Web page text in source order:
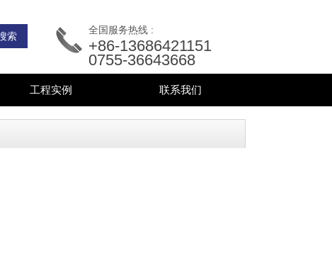
全国服务热线 :
+86-13686421151
0755-36643668
工程实例 联系我们